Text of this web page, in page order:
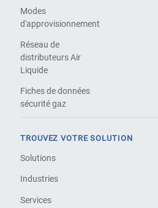
Modes
d'approvisionnement
Réseau de
distributeurs Air
Liquide
Fiches de données
sécurité gaz
TROUVEZ VOTRE SOLUTION
Solutions
Industries
Services